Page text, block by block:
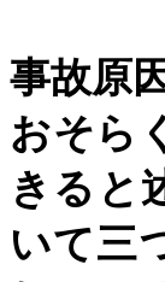
事故原
おそら
きると
いて三